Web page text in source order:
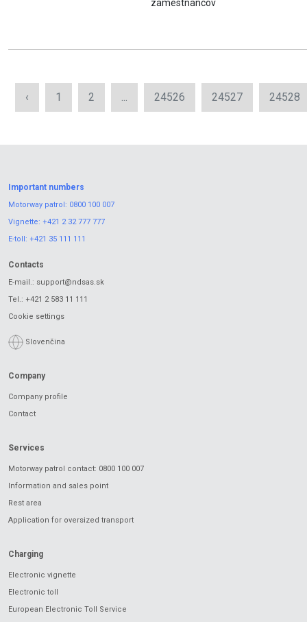
zamestnancov
‹ 1 2 ... 24526 24527 24528
Important numbers
Motorway patrol: 0800 100 007
Vignette: +421 2 32 777 777
E-toll: +421 35 111 111
Contacts
E-mail.: support@ndsas.sk
Tel.: +421 2 583 11 111
Cookie settings
Slovenčina
Company
Company profile
Contact
Services
Motorway patrol contact: 0800 100 007
Information and sales point
Rest area
Application for oversized transport
Charging
Electronic vignette
Electronic toll
European Electronic Toll Service